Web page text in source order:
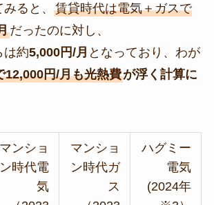
ると、
賃貸時代は電気＋ガスで
だったのに対し、
は約5,000円/月 となっており、わが
12,000円/月も光熱費が浮く計算に
マンショ
ン時代電
気
マンショ
ン時代ガ
ス
ハグミー
電気
(2024年